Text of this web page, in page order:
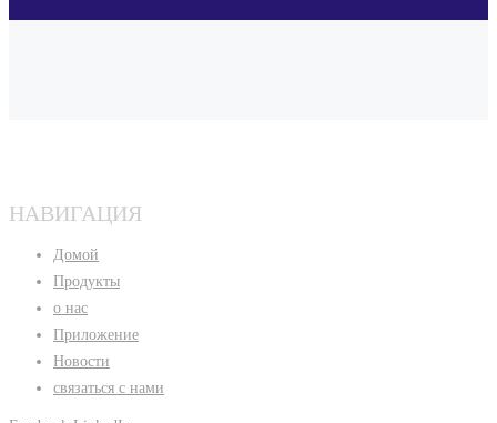
НАВИГАЦИЯ
Домой
Продукты
о нас
Приложение
Новости
связаться с нами